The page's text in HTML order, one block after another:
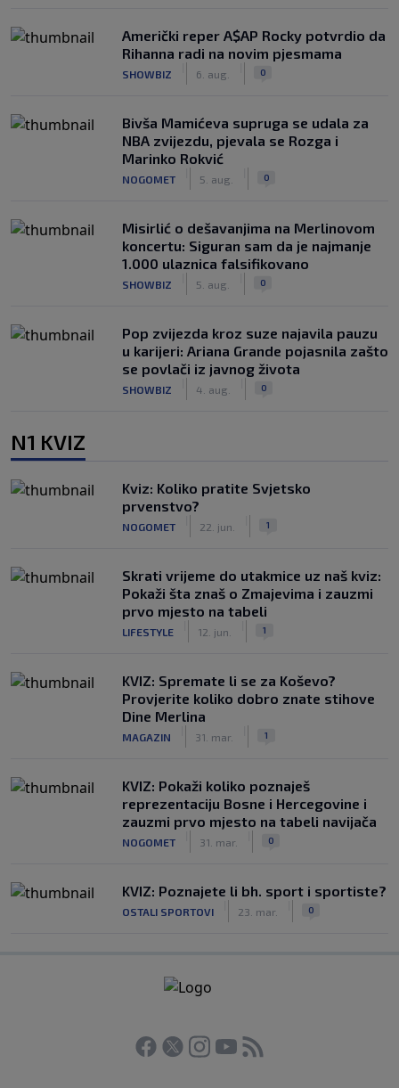
Američki reper A$AP Rocky potvrdio da
Rihanna radi na novim pjesmama
SHOWBIZ 6. aug. 0
Bivša Mamićeva supruga se udala za
NBA zvijezdu, pjevala se Rozga i
Marinko Rokvić
NOGOMET 5. aug. 0
Misirlić o dešavanjima na Merlinovom
koncertu: Siguran sam da je najmanje
1.000 ulaznica falsifikovano
SHOWBIZ 5. aug. 0
Pop zvijezda kroz suze najavila pauzu
u karijeri: Ariana Grande pojasnila zašto
se povlači iz javnog života
SHOWBIZ 4. aug. 0
N1 KVIZ
Kviz: Koliko pratite Svjetsko
prvenstvo?
NOGOMET 22. jun. 1
Skrati vrijeme do utakmice uz naš kviz:
Pokaži šta znaš o Zmajevima i zauzmi
prvo mjesto na tabeli
LIFESTYLE 12. jun. 1
KVIZ: Spremate li se za Koševo?
Provjerite koliko dobro znate stihove
Dine Merlina
MAGAZIN 31. mar. 1
KVIZ: Pokaži koliko poznaješ
reprezentaciju Bosne i Hercegovine i
zauzmi prvo mjesto na tabeli navijača
NOGOMET 31. mar. 0
KVIZ: Poznajete li bh. sport i sportiste?
OSTALI SPORTOVI 23. mar. 0